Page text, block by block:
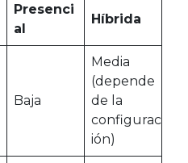
Presenci
al
Híbrida
Baja
Media
(depende
de la
configurac
ión)